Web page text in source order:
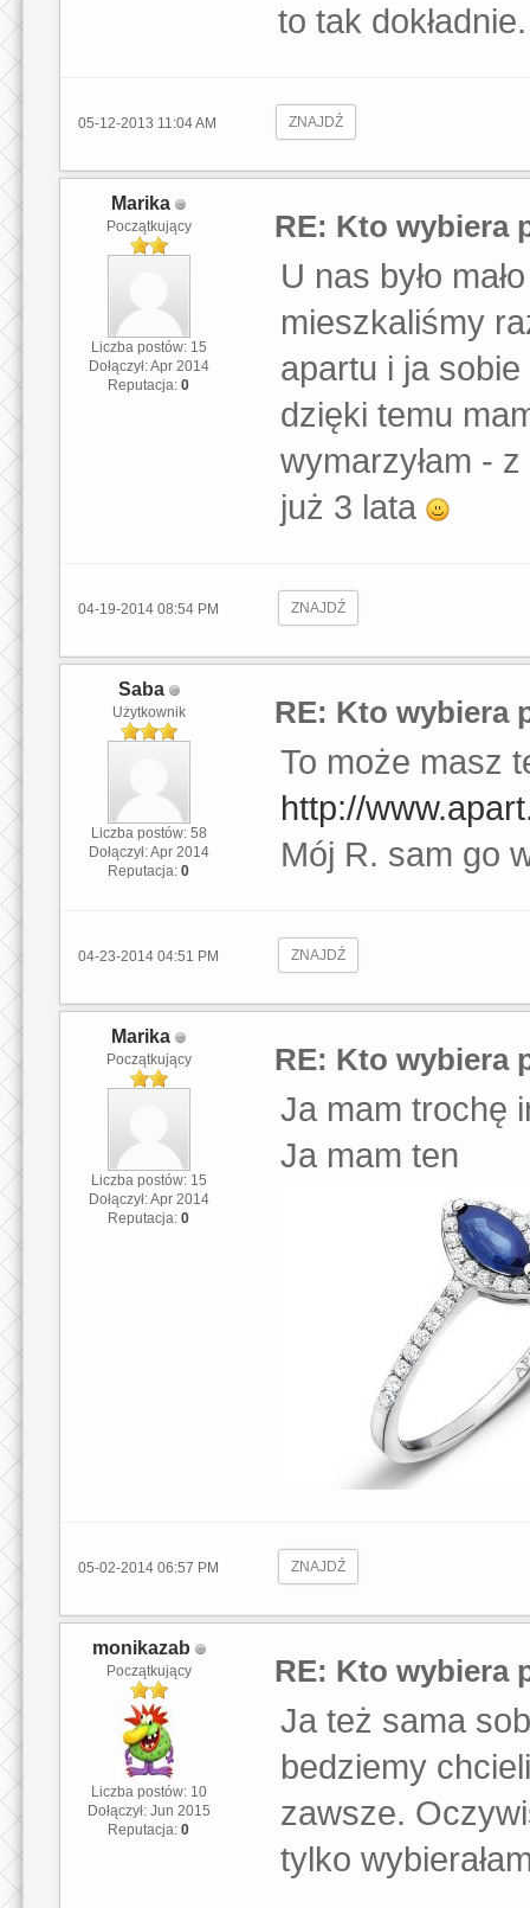
to tak dokładnie.
05-12-2013 11:04 AM ZNAJDŹ
Marika
Początkujący
Liczba postów: 15
Dołączył: Apr 2014
Reputacja: 0
RE: Kto wybiera
U nas było
mieszkaliśmy
apartu i ja
dzięki temu
wymarzyłam -
już 3 lata
04-19-2014 08:54 PM ZNAJDŹ
Saba
Użytkownik
Liczba postów: 58
Dołączył: Apr 2014
Reputacja: 0
RE: Kto wybiera
To może masz
http://
Mój R. sam go
04-23-2014 04:51 PM ZNAJDŹ
Marika
Początkujący
Liczba postów: 15
Dołączył: Apr 2014
Reputacja: 0
RE: Kto wybiera
Ja mam trochę
Ja mam ten
05-02-2014 06:57 PM ZNAJDŹ
monikazab
Początkujący
Liczba postów: 10
Dołączył: Jun 2015
Reputacja: 0
RE: Kto wybiera
Ja też sama
bedziemy
zawsze.
tylko